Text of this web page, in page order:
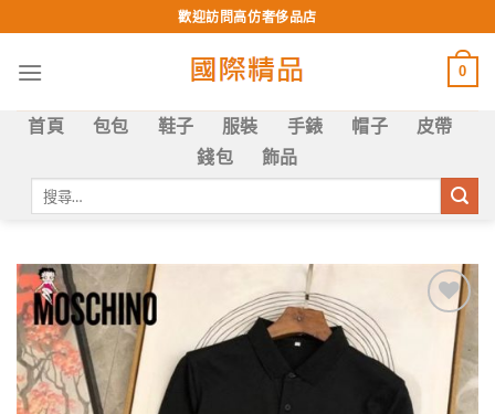
to
content
歡迎訪問高仿奢侈品店
0
首頁 包包 鞋子 服裝 手錶 帽子
皮帶
錢包
飾品
字:
Add to
wishlist